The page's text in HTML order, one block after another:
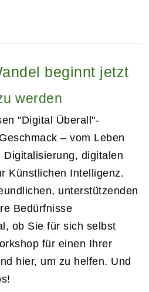
beginnt jetzt
werden
"Digital Überall"-
– vom Leben
Digitalisierung, digitalen
Künstlichen Intelligenz.
unterstützenden
Bedürfnisse
ob Sie für sich selbst
für einen Ihrer
hier, um zu helfen. Und